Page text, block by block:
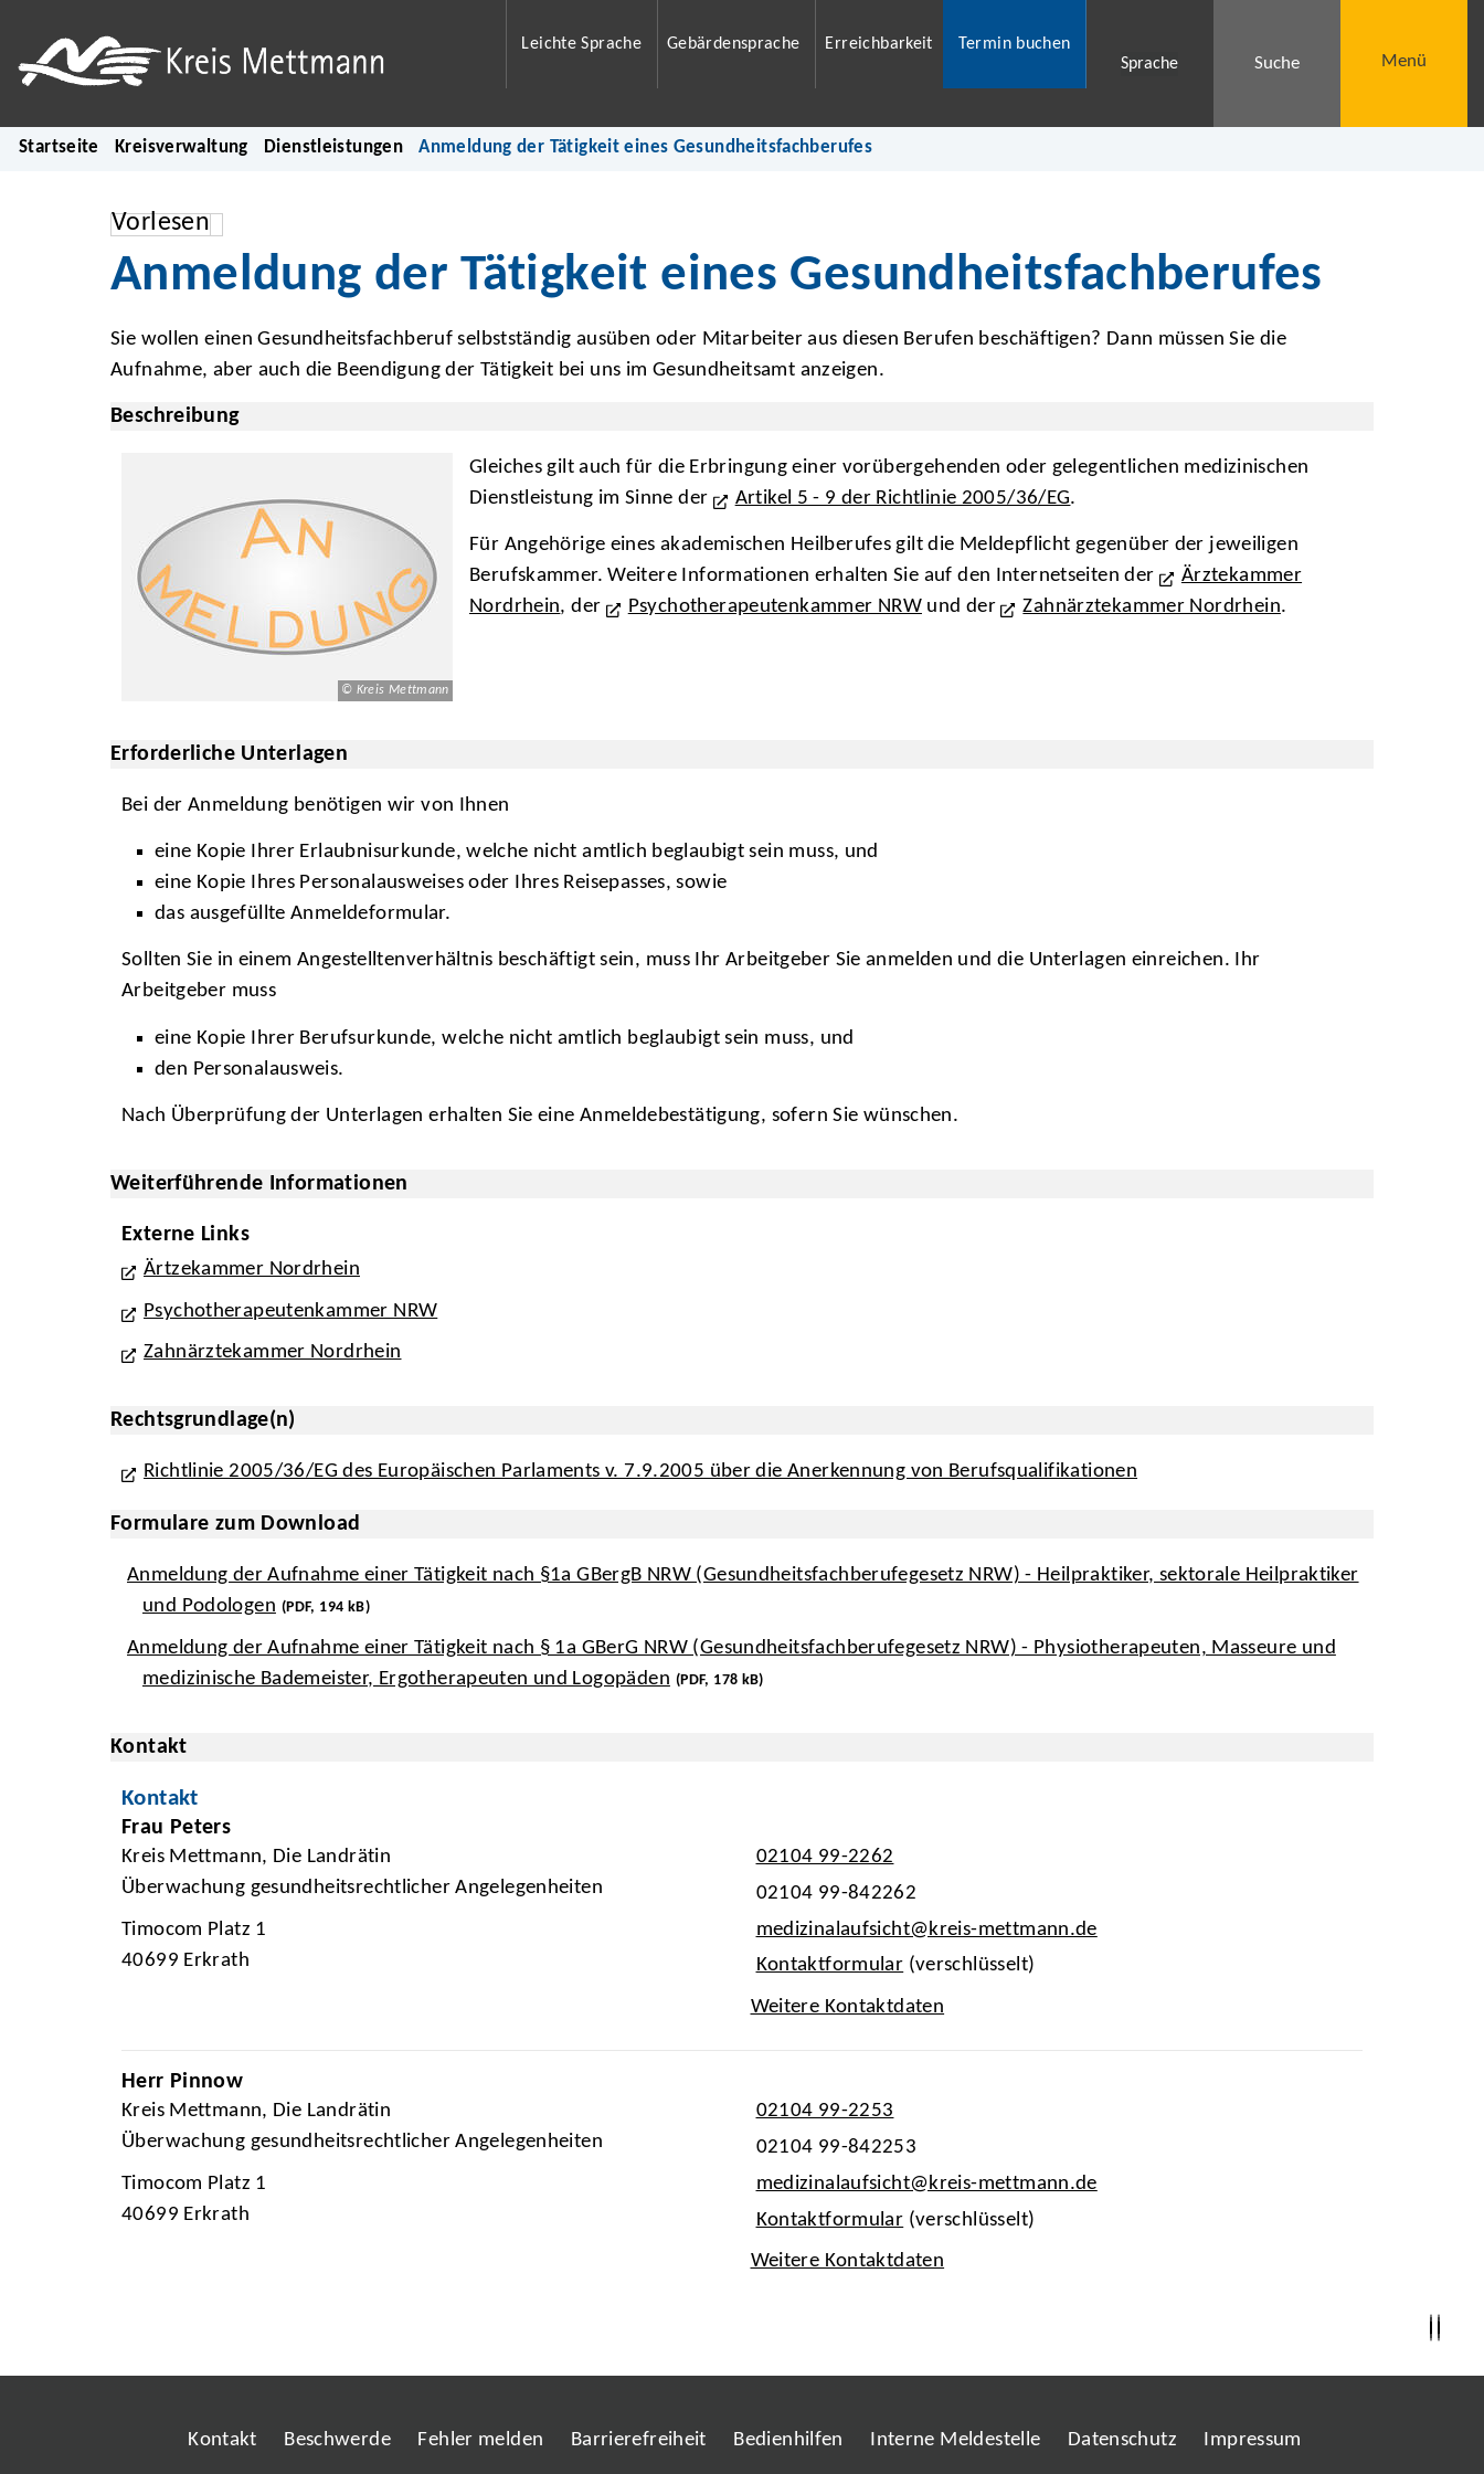
Leichte Sprache Gebärdensprache Erreichbarkeit
Termin buchen
Sprache
Suche Menü
Startseite Kreisverwaltung Dienstleistungen Anmeldung der Tätigkeit eines Gesundheitsfachberufes
Vorlesen
Anmeldung der Tätigkeit eines Gesundheitsfachberufes
Sie wollen einen Gesundheitsfachberuf selbstständig ausüben oder Mitarbeiter aus diesen Berufen beschäftigen? Dann müssen Sie die
Aufnahme, aber auch die Beendigung der Tätigkeit bei uns im Gesundheitsamt anzeigen.
Beschreibung
© Kreis Mettmann
Gleiches gilt auch für die Erbringung einer vorübergehenden oder gelegentlichen medizinischen
Dienstleistung im Sinne der
Artikel 5 - 9 der Richtlinie 2005/36/EG.
Für Angehörige eines akademischen Heilberufes gilt die Meldepflicht gegenüber der jeweiligen
Berufskammer. Weitere Informationen erhalten Sie auf den Internetseiten der
Ärztekammer
Nordrhein, der Psychotherapeutenkammer NRWund der Zahnärztekammer Nordrhein.
Erforderliche Unterlagen
Bei der Anmeldung benötigen wir von Ihnen
eine Kopie Ihrer Erlaubnisurkunde, welche nicht amtlich beglaubigt sein muss, und
eine Kopie Ihres Personalausweises oder Ihres Reisepasses, sowie
das ausgefüllte Anmeldeformular.
Sollten Sie in einem Angestelltenverhältnis beschäftigt sein, muss Ihr Arbeitgeber Sie anmelden und die Unterlagen einreichen. Ihr
Arbeitgeber muss
eine Kopie Ihrer Berufsurkunde, welche nicht amtlich beglaubigt sein muss, und
den Personalausweis.
Nach Überprüfung der Unterlagen erhalten Sie eine Anmeldebestätigung, sofern Sie wünschen.
Weiterführende Informationen
Externe Links
Ärtzekammer Nordrhein
Psychotherapeutenkammer NRW
Zahnärztekammer Nordrhein
Rechtsgrundlage(n)
Richtlinie 2005/36/EG des Europäischen Parlaments v. 7.9.2005 über die Anerkennung von Berufsqualifikationen
Formulare zum Download
Anmeldung der Aufnahme einer Tätigkeit nach §1a GBergB NRW (Gesundheitsfachberufegesetz NRW) - Heilpraktiker, sektorale Heilpraktiker
und Podologen (PDF, 194 kB)
Anmeldung der Aufnahme einer Tätigkeit nach § 1a GBerG NRW (Gesundheitsfachberufegesetz NRW) - Physiotherapeuten, Masseure und
medizinische Bademeister, Ergotherapeuten und Logopäden (PDF, 178 kB)
Kontakt
Kontakt
Frau Peters
Kreis Mettmann, Die Landrätin
Überwachung gesundheitsrechtlicher Angelegenheiten
Timocom Platz 1
40699 Erkrath
02104 99-2262
02104 99-842262
medizinalaufsicht@kreis-mettmann.de
Kontaktformular (verschlüsselt)
Weitere Kontaktdaten
Herr Pinnow
Kreis Mettmann, Die Landrätin
Überwachung gesundheitsrechtlicher Angelegenheiten
Timocom Platz 1
40699 Erkrath
02104 99-2253
02104 99-842253
medizinalaufsicht@kreis-mettmann.de
Kontaktformular (verschlüsselt)
Weitere Kontaktdaten
Kontakt Beschwerde Fehler melden Barrierefreiheit Bedienhilfen Interne Meldestelle Datenschutz Impressum